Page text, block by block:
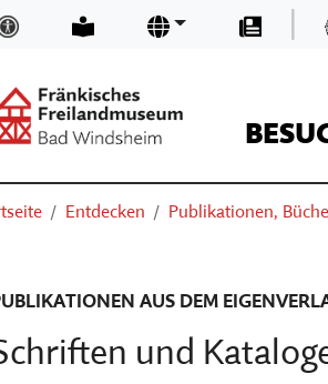
Inklusion und Barrierefreiheit
Leichte Sprache
Sprachen Presse
|
IM MUSEUM
Entdecken Publikationen,
und
AUS DEM